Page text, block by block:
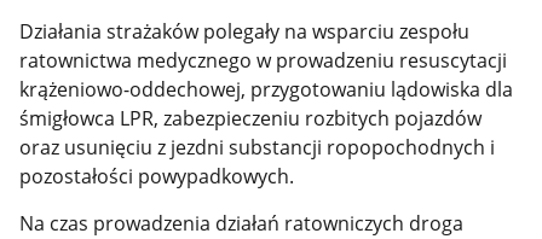
Działania strażaków polegały na wsparciu zespołu
ratownictwa medycznego w prowadzeniu resuscytacji
krążeniowo-oddechowej, przygotowaniu lądowiska dla
śmigłowca LPR, zabezpieczeniu rozbitych pojazdów
oraz usunięciu z jezdni substancji ropopochodnych i
pozostałości powypadkowych.
Na czas prowadzenia działań ratowniczych droga